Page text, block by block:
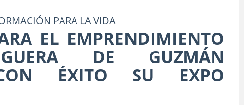
PARA LA VIDA
EL EMPRENDIMIENTO
DE GUZMÁN
ÉXITO SU EXPO